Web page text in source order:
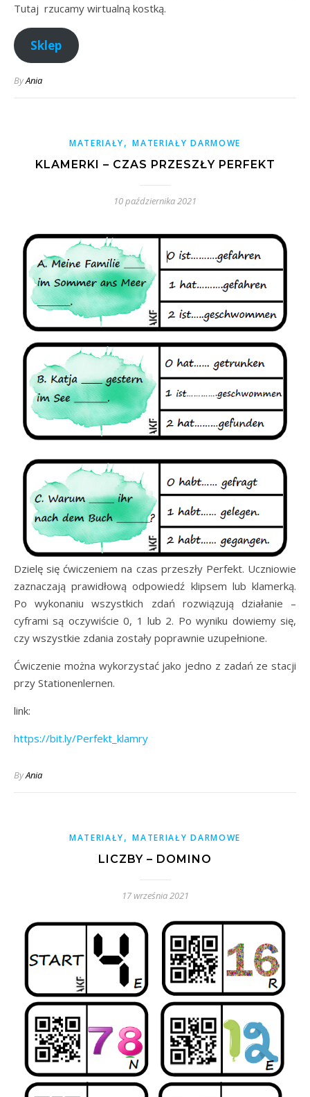
Tutaj rzucamy wirtualną kostką.
Sklep
ByAnia
MATERIAŁY,MATERIAŁY DARMOWE
KLAMERKI – CZAS PRZESZŁY PERFEKT
10 października 2021
Dzielę się ćwiczeniem na czas przeszły Perfekt. Uczniowie
zaznaczają prawidłową odpowiedź klipsem lub klamerką.
Po wykonaniu wszystkich zdań rozwiązują działanie –
cyframi są oczywiście 0, 1 lub 2. Po wyniku dowiemy się,
czy wszystkie zdania zostały poprawnie uzupełnione.
Ćwiczenie można wykorzystać jako jedno z zadań ze stacji
przy Stationenlernen.
link:
https://bit.ly/Perfekt_klamry
ByAnia
MATERIAŁY,MATERIAŁY DARMOWE
LICZBY – DOMINO
17 września 2021